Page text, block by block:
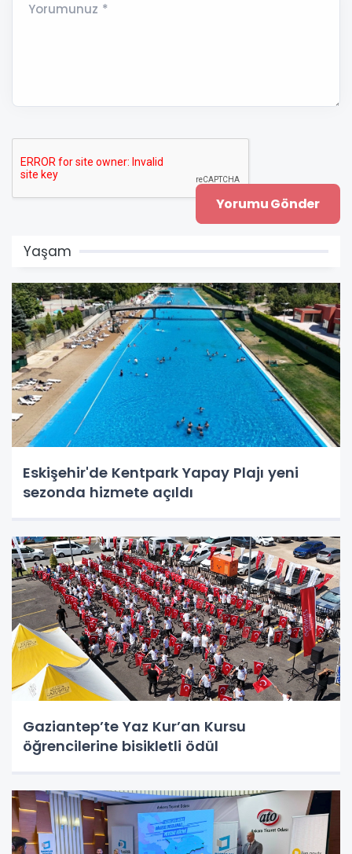
Yorumunuz *
Yaşam
Eskişehir'de Kentpark Yapay Plajı yeni
sezonda hizmete açıldı
Gaziantep’te Yaz Kur’an Kursu
öğrencilerine bisikletli ödül